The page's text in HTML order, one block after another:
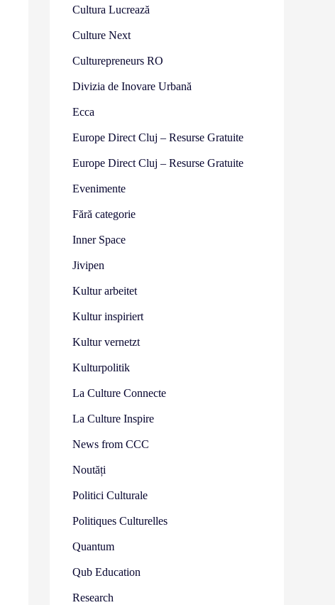
Cultura Lucrează
Culture Next
Culturepreneurs RO
Divizia de Inovare Urbană
Ecca
Europe Direct Cluj – Resurse Gratuite
Europe Direct Cluj – Resurse Gratuite
Evenimente
Fără categorie
Inner Space
Jivipen
Kultur arbeitet
Kultur inspiriert
Kultur vernetzt
Kulturpolitik
La Culture Connecte
La Culture Inspire
News from CCC
Noutăți
Politici Culturale
Politiques Culturelles
Quantum
Qub Education
Research